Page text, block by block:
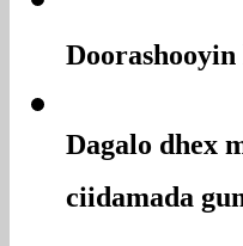
Doorashooyin
Dagalo dhex
ciidamada